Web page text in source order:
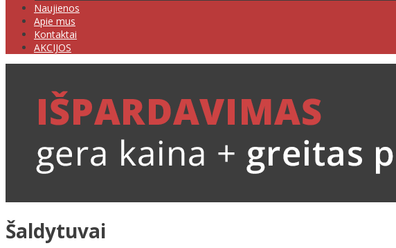
Naujienos
Apie mus
Kontaktai
AKCIJOS
Šaldytuvai